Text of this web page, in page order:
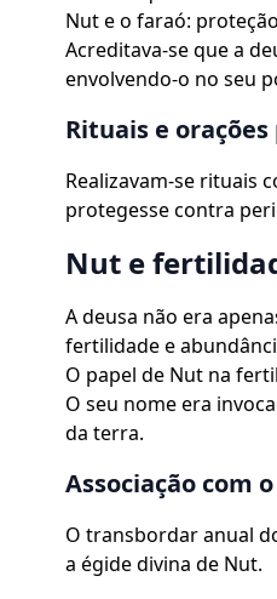
Nut e o faraó:
Acreditava-se que a
envolvendo-o no seu
Rituais e
Realizavam-se rituais
protegesse contra
Nut e
A deusa não era
fertilidade e
O papel de Nut na
O seu nome era
da terra.
Associação com
O transbordar anual
a égide divina de Nut.